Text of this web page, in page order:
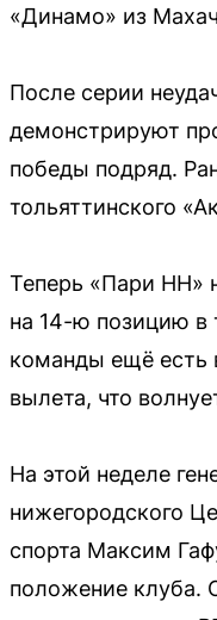
«Динамо» из
После серии
демонстрируют
победы подряд.
тольяттинского
Теперь «Пари НН»
на 14-ю позицию в
команды ещё есть
вылета, что
На этой неделе
нижегородского
спорта Максим
положение клуба.